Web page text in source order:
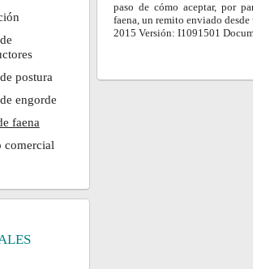
postura
engorde
faena
comercial
paso de cómo aceptar, por
faena, un remito enviado
2015 Versión: I1091501